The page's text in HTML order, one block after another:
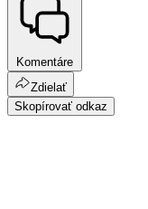
Komentáre
Zdielať
Skopírovať odkaz